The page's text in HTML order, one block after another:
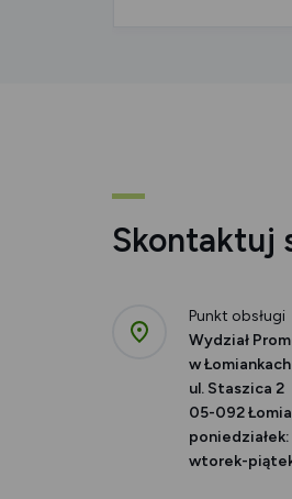
Skontaktuj
Punkt obsługi
Wydział
w Łomiankach
ul. Staszica 2
05-092
wtorek-